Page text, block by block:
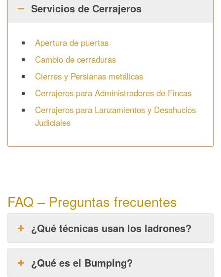
Servicios de Cerrajeros
Apertura de puertas
Cambio de cerraduras
Cierres y Persianas metálicas
Cerrajeros para Administradores de Fincas
Cerrajeros para Lanzamientos y Desahucios
Judiciales
FAQ – Preguntas frecuentes
¿Qué técnicas usan los ladrones?
¿Qué es el Bumping?